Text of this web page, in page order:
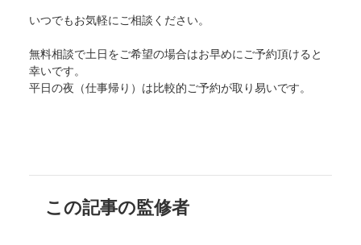
いつでもお気軽にご相談ください。
無料相談で土日をご希望の場合はお早めにご予約頂けると
幸いです。
平日の夜（仕事帰り）は比較的ご予約が取り易いです。
この記事の監修者